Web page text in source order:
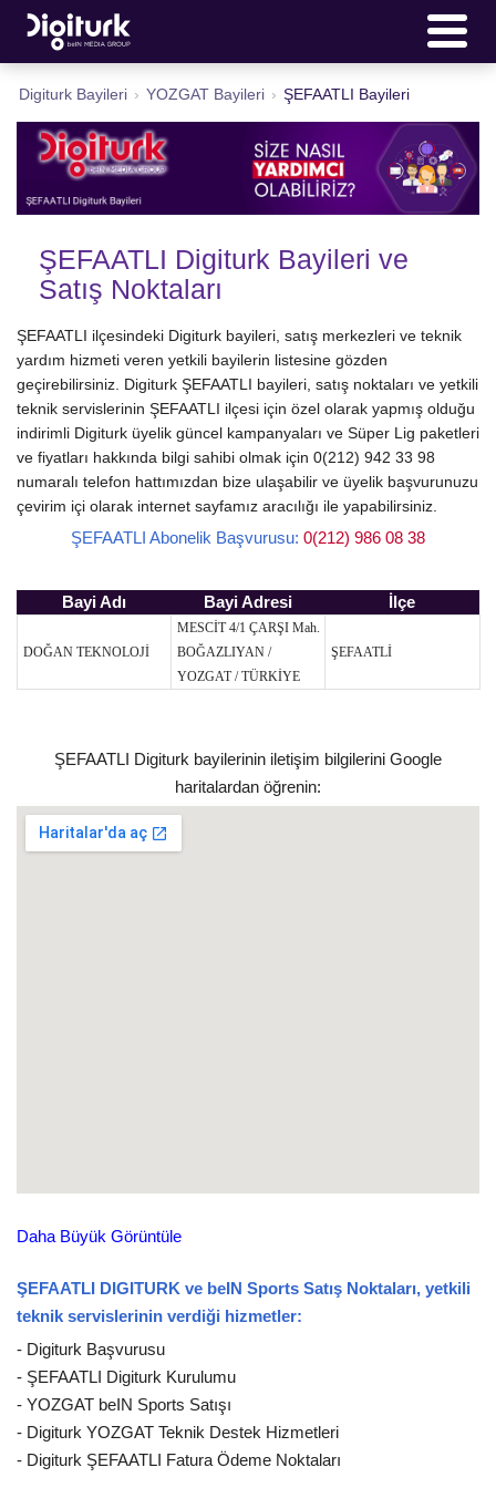
Digiturk Bayileri › YOZGAT Bayileri › ŞEFAATLI Bayileri
ŞEFAATLI Digiturk Bayileri ve
Satış Noktaları
ŞEFAATLI ilçesindeki Digiturk bayileri, satış merkezleri ve teknik
yardım hizmeti veren yetkili bayilerin listesine gözden
geçirebilirsiniz. Digiturk ŞEFAATLI bayileri, satış noktaları ve yetkili
teknik servislerinin ŞEFAATLI ilçesi için özel olarak yapmış olduğu
indirimli Digiturk üyelik güncel kampanyaları ve Süper Lig paketleri
ve fiyatları hakkında bilgi sahibi olmak için 0(212) 942 33 98
numaralı telefon hattımızdan bize ulaşabilir ve üyelik başvurunuzu
çevirim içi olarak internet sayfamız aracılığı ile yapabilirsiniz.
ŞEFAATLI Abonelik Başvurusu: 0(212) 986 08 38
Bayi Adı Bayi Adresi İlçe
DOĞAN TEKNOLOJİ
MESCİT 4/1 ÇARŞI Mah.
BOĞAZLIYAN /
YOZGAT / TÜRKİYE
ŞEFAATLİ
ŞEFAATLI Digiturk bayilerinin iletişim bilgilerini Google
haritalardan öğrenin:
Daha Büyük Görüntüle
ŞEFAATLI DIGITURK ve beIN Sports Satış Noktaları, yetkili
teknik servislerinin verdiği hizmetler:
- Digiturk Başvurusu
- ŞEFAATLI Digiturk Kurulumu
- YOZGAT beIN Sports Satışı
- Digiturk YOZGAT Teknik Destek Hizmetleri
- Digiturk ŞEFAATLI Fatura Ödeme Noktaları